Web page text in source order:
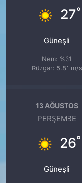
27°
Güneşli
Nem: %31
Rüzgar: 5.81 m/s
13 AĞUSTOS
PERŞEMBE
26°
Güneşli